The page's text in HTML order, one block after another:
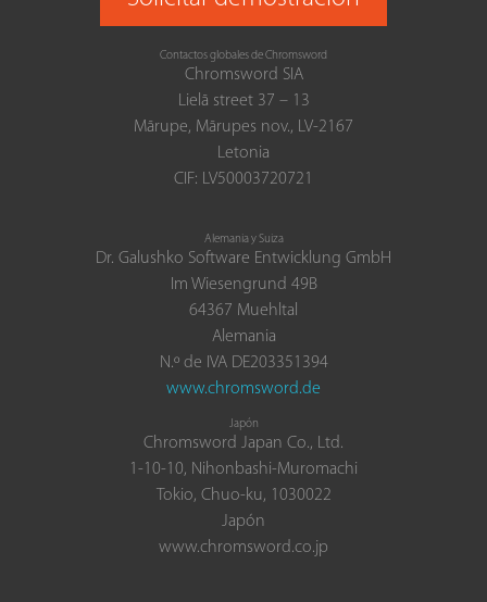
Contactos globales de Chromsword
Chromsword SIA
Lielā street 37 – 13
Mārupe, Mārupes nov., LV-2167
Letonia
CIF: LV50003720721
Alemania y Suiza
Dr. Galushko Software Entwicklung GmbH
Im Wiesengrund 49B
64367 Muehltal
Alemania
N.º de IVA DE203351394
www.chromsword.de
Japón
Chromsword Japan Co., Ltd.
1-10-10, Nihonbashi-Muromachi
Tokio, Chuo-ku, 1030022
Japón
www.chromsword.co.jp